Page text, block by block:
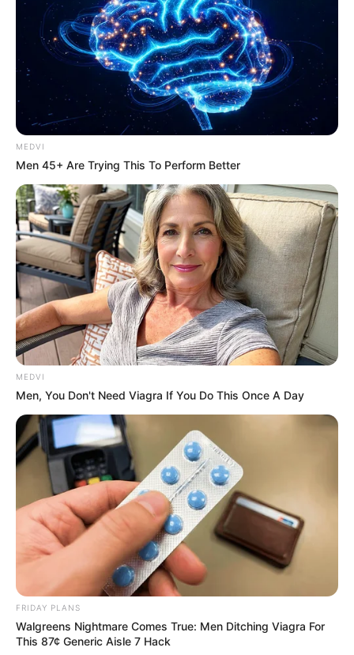
MEDVI
Men 45+ Are Trying This To Perform Better
MEDVI
Men, You Don't Need Viagra If You Do This Once A Day
FRIDAY PLANS
Walgreens Nightmare Comes True: Men Ditching Viagra For
This 87¢ Generic Aisle 7 Hack